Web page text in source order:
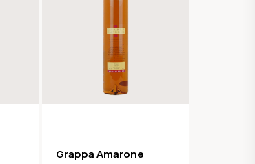
Grappa Amarone